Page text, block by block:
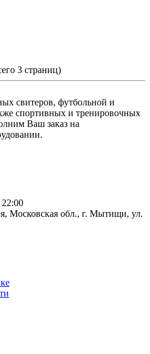
3 страниц)
свитеров, футбольной и
спортивных и тренировочных
Ваш заказ на
Московская обл., г. Мытищи, ул.